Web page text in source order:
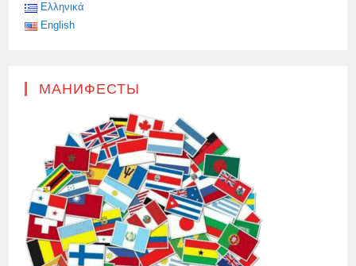
Ελληνικά
English
МАНИФЕСТЫ